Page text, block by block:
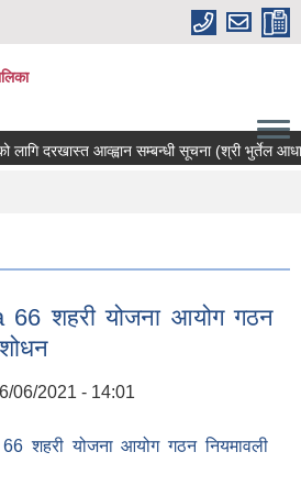
दरखास्त आव्ह्वान सम्बन्धी सूचना (श्री भुर्तेल
शहरी योजना आयोग गठन
06/2021 - 14:01
शहरी योजना आयोग गठन नियमावली